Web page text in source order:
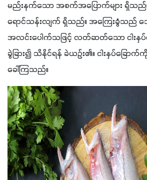
မည်းနက်သော အစက်အပြောက်များ ရှိသည်။
ရောင်သန်းလျက် ရှိသည်။ အကြေးခွံသည်
အလင်းပေါက်သဖြင့် လတ်ဆတ်သော ငါးနှ
ခွဲခြား၍ သိနိုင်ရန် ခဲယဉ်း၏။ ငါးနှပ်ခြော
ခေါ်ကြသည်။